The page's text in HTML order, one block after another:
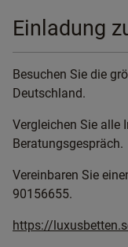
Einladung
Besuchen Sie die
Deutschland.
Vergleichen Sie alle
Beratungsgespräch.
Vereinbaren Sie
90156655.
https://